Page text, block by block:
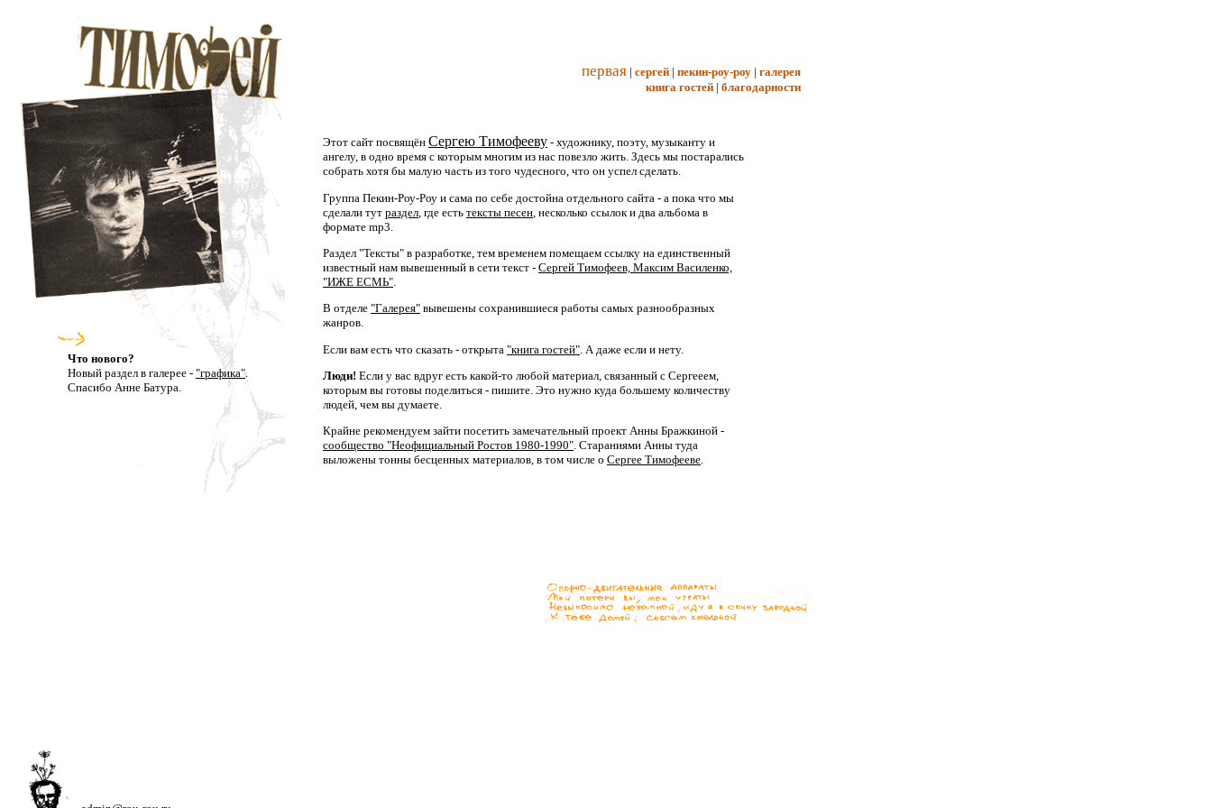
Что нового?
Новый раздел в галерее - "графика".
Спасибо Анне Батура.
первая | сергей | пекин-роу-роу | галерея
книга гостей | благодарности
Этот сайт посвящён Сергею Тимофееву - художнику, поэту, музыканту и
ангелу, в одно время с которым многим из нас повезло жить. Здесь мы постарались
собрать хотя бы малую часть из того чудесного, что он успел сделать.
Группа Пекин-Роу-Роу и сама по себе достойна отдельного сайта - а пока что мы
сделали тут раздел , где есть тексты песен , несколько ссылок и два альбома в
формате mp3.
Раздел "Тексты" в разработке, тем временем помещаем ссылку на единственный
известный нам вывешенный в сети текст - Сергей Тимофеев, Максим Василенко,
"ИЖЕ ЕСМЬ"
В отделе "Галерея" вывешены сохранившиеся работы самых разнообразных
жанров.
Если вам есть что сказать - открыта "книга гостей" . А даже если и нету.
Люди! Если у вас вдруг есть какой-то любой материал, связанный с Сергееем,
которым вы готовы поделиться - пишите. Это нужно куда большему количеству
людей, чем вы думаете.
Крайне рекомендуем зайти посетить замечательный проект Анны Бражкиной -
сообщество "Неофициальный Ростов 1980-1990". Стараниями Анны туда
выложены тонны бесценных материалов, в том числе о Сергее Тимофееве.